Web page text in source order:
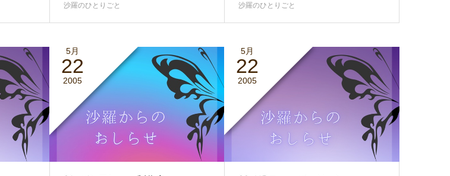
沙羅のひとりごと 沙羅のひとりごと
5月
22
2005
5月
22
2005